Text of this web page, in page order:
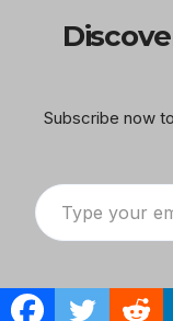
Subscribe now
Type your email…